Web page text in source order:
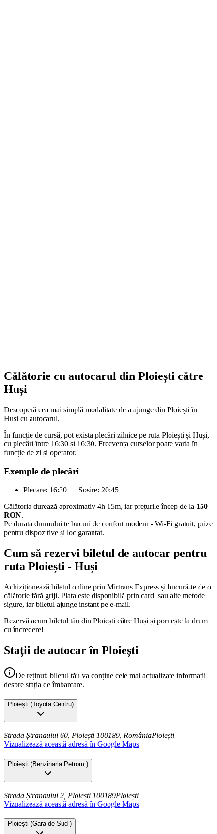
Călătorie cu autocarul din Ploiești către
Huși
Descoperă cea mai simplă modalitate de a ajunge din Ploiești în
Huși cu autocarul.
În funcție de cursă, pot exista plecări zilnice pe ruta Ploiești și Huși,
cu plecări între 16:30 și 16:30. Frecvența curselor poate varia în
funcție de zi și operator.
Exemple de plecări
Plecare: 16:30 — Sosire: 20:45
Călătoria durează aproximativ 4h 15m, iar prețurile încep de la 150
RON.
Pe durata drumului te bucuri de confort modern - Wi-Fi gratuit, prize
pentru dispozitive și loc garantat.
Cum să rezervi biletul de autocar pentru
ruta Ploiești - Huși
Achiziționează biletul online prin Mirtrans Express și bucură-te de o
călătorie fără griji. Plata este disponibilă prin card, sau alte metode
sigure, iar biletul ajunge instant pe e-mail.
Rezervă acum biletul tău din Ploiești către Huși și pornește la drum
cu încredere!
Stații de autocar în Ploiești
De reținut: biletul tău va conține cele mai actualizate informații
despre stația de îmbarcare.
Ploiești (Toyota Centru)
Strada Ștrandului 60, Ploiești 100189, RomâniaPloiești
Vizualizează această adresă în Google Maps
Ploiești (Benzinaria Petrom )
Strada Ștrandului 2, Ploiești 100189Ploiești
Vizualizează această adresă în Google Maps
Ploiești (Gara de Sud )